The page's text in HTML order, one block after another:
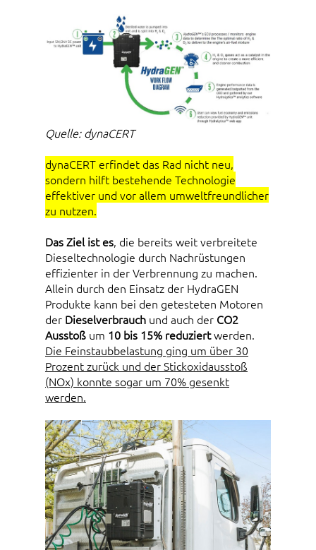
Quelle: dynaCERT
dynaCERT erfindet das Rad nicht neu,
sondern hilft bestehende Technologie
effektiver und vor allem umweltfreundlicher
zu nutzen.
Das Ziel ist es, die bereits weit verbreitete
Dieseltechnologie durch Nachrüstungen
effizienter in der Verbrennung zu machen.
Allein durch den Einsatz der HydraGEN
Produkte kann bei den getesteten Motoren
der Dieselverbrauch und auch der CO2
Ausstoß um 10 bis 15% reduziertwerden.
Die Feinstaubbelastung ging um über 30
Prozent zurück und der Stickoxidausstoß
(NOx) konnte sogar um 70% gesenkt
werden.